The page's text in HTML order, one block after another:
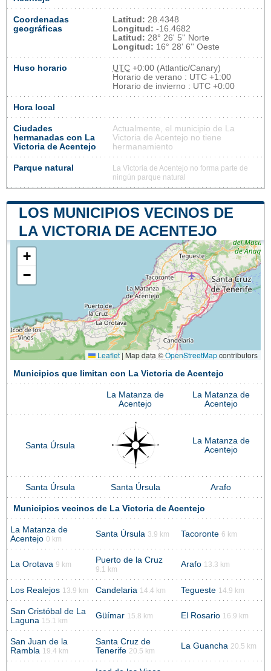
Coordenadas
geográficas
Latitud: 28.4348
Longitud: -16.4682
Latitud: 28° 26' 5'' Norte
Longitud: 16° 28' 6'' Oeste
Huso horario UTC +0:00 (Atlantic/Canary)
Horario de verano : UTC +1:00
Horario de invierno : UTC +0:00
Hora local
Ciudades
hermanadas con La
Victoria de Acentejo
Actualmente, el municipio de La
Victoria de Acentejo no tiene
hermanamiento
Parque natural
La Victoria de Acentejo no forma parte de
ningún parque natural
LOS MUNICIPIOS VECINOS DE
LA VICTORIA DE ACENTEJO
+
−
Leaflet | Map data ©OpenStreetMapcontributors
Municipios que limitan con La Victoria de Acentejo
La Matanza de
Acentejo
La Matanza de
Acentejo
Santa Úrsula
La Matanza de
Acentejo
Santa Úrsula Santa Úrsula Arafo
Municipios vecinos de La Victoria de Acentejo
La Matanza de
Acentejo 0 km
Santa Úrsula 3.9 km Tacoronte 6 km
La Orotava 9 km Puerto de la Cruz
9.1 km
Arafo 13.3 km
Los Realejos 13.9 km Candelaria 14.4 km Tegueste 14.9 km
San Cristóbal de La
Laguna 15.1 km
Güímar 15.8 km El Rosario 16.9 km
San Juan de la
Rambla 19.4 km
Santa Cruz de
Tenerife 20.5 km
La Guancha 20.5 km